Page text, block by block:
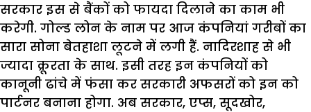
सरकार इस से बैंकों को फायदा दिलाने का काम भी
करेगी. गोल्ड लोन के नाम पर आज कंपनियां गरीबों का
सारा सोना बेतहाशा लूटने में लगी हैं. नादिरशाह से भी
ज्यादा क्रूरता के साथ. इसी तरह इन कंपनियों को
कानूनी ढांचे में फंसा कर सरकारी अफसरों को इन को
पार्टनर बनाना होगा. अब सरकार, एप्स, सूदखोर,